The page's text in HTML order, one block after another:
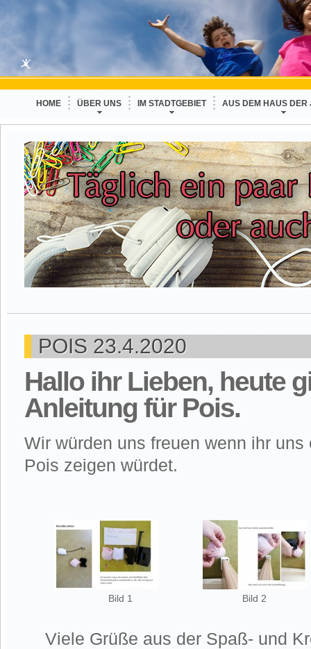
HOME ÜBER UNS IM STADTGEBIET AUS DEM HAUS DER
POIS 23.4.2020
Hallo ihr Lieben, heute
Anleitung für Pois.
Wir würden uns freuen wenn ihr
Pois zeigen würdet.
Bild 1 Bild 2
Viele Grüße aus der Spaß- und